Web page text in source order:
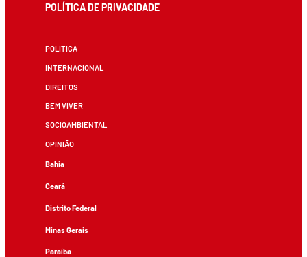
POLÍTICA DE PRIVACIDADE
POLÍTICA
INTERNACIONAL
DIREITOS
BEM VIVER
SOCIOAMBIENTAL
OPINIÃO
Bahia
Ceará
Distrito Federal
Minas Gerais
Paraíba